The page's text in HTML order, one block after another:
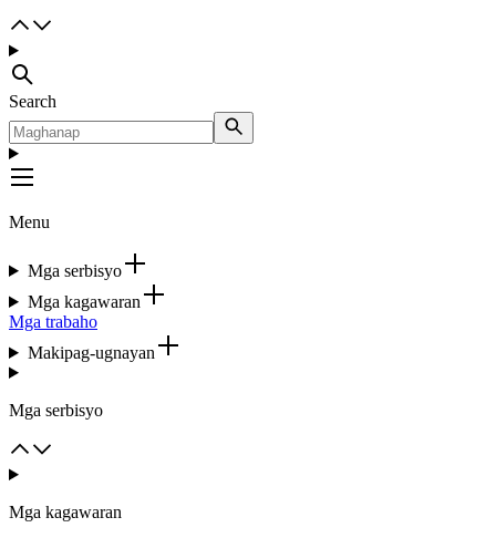
Search
Menu
Mga serbisyo
Mga kagawaran
Mga trabaho
Makipag-ugnayan
Mga serbisyo
Mga kagawaran